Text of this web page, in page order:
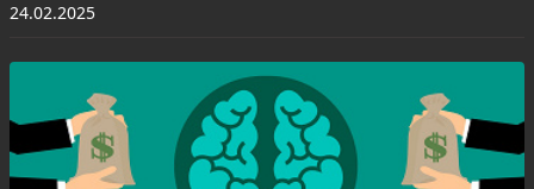
24.02.2025